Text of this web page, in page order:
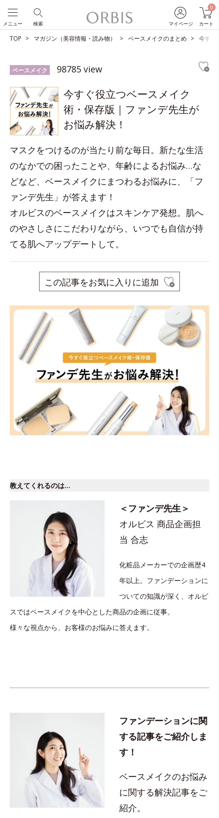
マイページ
0
カート
検索
メニュー
TOP マガジン（美容情報・読み物） ベースメイクのまとめ 今すぐ
ベースメイク 98785 view
今すぐ役立つベースメイク
術・保存版｜ファンデ先生が
お悩み解決！
マスクをつけるのが当たり前な毎日。新たな生活
のなかでの困ったことや、年齢によるお悩み…な
どなど、ベースメイクにまつわるお悩みに、「フ
ァンデ先生」が答えます！
オルビスのベースメイクはスキンケア発想。肌へ
のやさしさにこだわりながら、いつでも自信が持
てる肌へアップデートして。
この記事をお気に入りに追加
教えてくれるのは…
＜ファンデ先生＞
オルビス 商品企画担
当 合志
化粧品メーカーでの企画歴4
年以上。ファンデーションに
ついての知識が深く、オルビ
スではベースメイクを中心とした商品の企画に従事。
様々な視点から、お客様のお悩みに答えます。
ファンデーションに関
する記事をご紹介しま
す！
ベースメイクのお悩み
に関する解決記事をご
紹介。